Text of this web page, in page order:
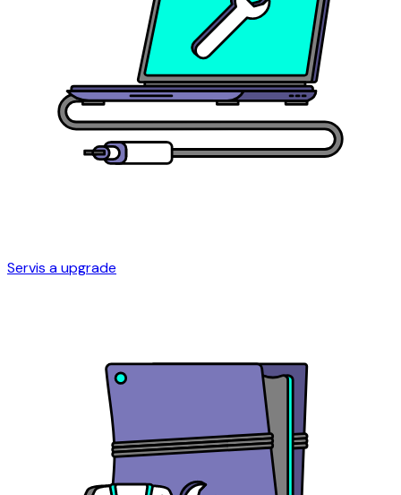
Servis a upgrade